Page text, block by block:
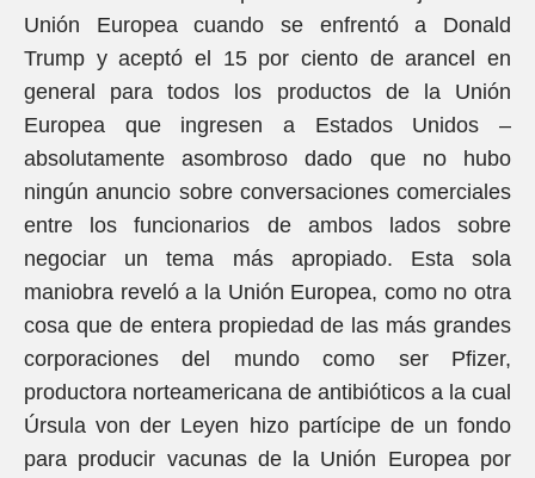
Unión Europea cuando se enfrentó a Donald
Trump y aceptó el 15 por ciento de arancel en
general para todos los productos de la Unión
Europea que ingresen a Estados Unidos –
absolutamente asombroso dado que no hubo
ningún anuncio sobre conversaciones comerciales
entre los funcionarios de ambos lados sobre
negociar un tema más apropiado. Esta sola
maniobra reveló a la Unión Europea, como no otra
cosa que de entera propiedad de las más grandes
corporaciones del mundo como ser Pfizer,
productora norteamericana de antibióticos a la cual
Úrsula von der Leyen hizo partícipe de un fondo
para producir vacunas de la Unión Europea por